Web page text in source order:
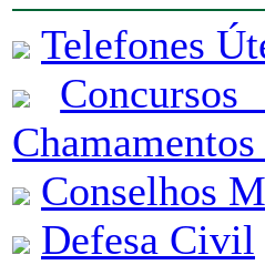
Telefones
Conselhos
Defesa Civil